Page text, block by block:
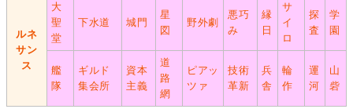
ルネ
サン
ス
大
聖
堂
下水道 城門
星
図
野外劇
悪巧
み
縁
日
サ
イ
ロ
探
査
学
園
艦
隊
ギルド
集会所
資本
主義
道
路
網
ピアッ
ツァ
技術
革新
兵
舎
輪
作
運
河
山
砦